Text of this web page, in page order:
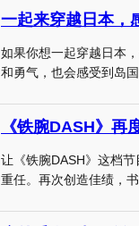
一起来穿越日本，
如果你想一起穿越日本
和勇气，也会感受到岛
《铁腕DASH》再
让《铁腕DASH》这档
重任。再次创造佳绩，